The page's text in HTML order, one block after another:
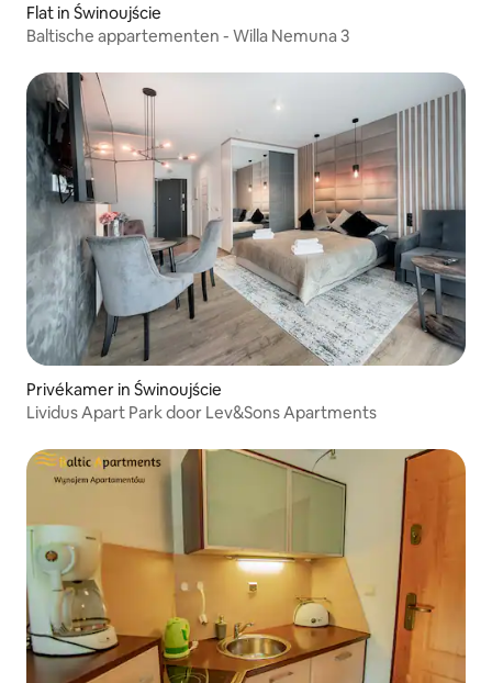
Flat in Świnoujście
Baltische appartementen - Willa Nemuna 3
Privékamer in Świnoujście
Lividus Apart Park door Lev&Sons Apartments